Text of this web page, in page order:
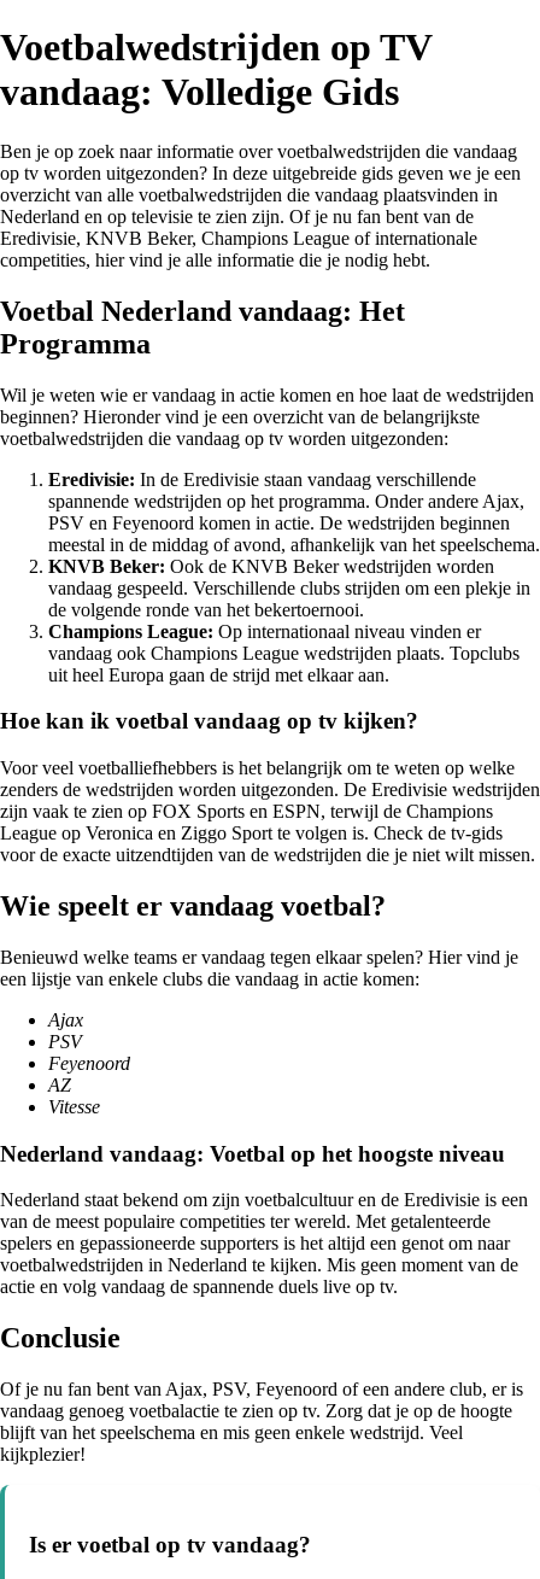
Voetbalwedstrijden op TV
vandaag: Volledige Gids
Ben je op zoek naar informatie over voetbalwedstrijden die vandaag
op tv worden uitgezonden? In deze uitgebreide gids geven we je een
overzicht van alle voetbalwedstrijden die vandaag plaatsvinden in
Nederland en op televisie te zien zijn. Of je nu fan bent van de
Eredivisie, KNVB Beker, Champions League of internationale
competities, hier vind je alle informatie die je nodig hebt.
Voetbal Nederland vandaag: Het
Programma
Wil je weten wie er vandaag in actie komen en hoe laat de wedstrijden
beginnen? Hieronder vind je een overzicht van de belangrijkste
voetbalwedstrijden die vandaag op tv worden uitgezonden:
Eredivisie: In de Eredivisie staan vandaag verschillende
spannende wedstrijden op het programma. Onder andere Ajax,
PSV en Feyenoord komen in actie. De wedstrijden beginnen
meestal in de middag of avond, afhankelijk van het speelschema.
KNVB Beker: Ook de KNVB Beker wedstrijden worden
vandaag gespeeld. Verschillende clubs strijden om een plekje in
de volgende ronde van het bekertoernooi.
Champions League: Op internationaal niveau vinden er
vandaag ook Champions League wedstrijden plaats. Topclubs
uit heel Europa gaan de strijd met elkaar aan.
Hoe kan ik voetbal vandaag op tv kijken?
Voor veel voetballiefhebbers is het belangrijk om te weten op welke
zenders de wedstrijden worden uitgezonden. De Eredivisie wedstrijden
zijn vaak te zien op FOX Sports en ESPN, terwijl de Champions
League op Veronica en Ziggo Sport te volgen is. Check de tv-gids
voor de exacte uitzendtijden van de wedstrijden die je niet wilt missen.
Wie speelt er vandaag voetbal?
Benieuwd welke teams er vandaag tegen elkaar spelen? Hier vind je
een lijstje van enkele clubs die vandaag in actie komen:
Ajax
PSV
Feyenoord
AZ
Vitesse
Nederland vandaag: Voetbal op het hoogste niveau
Nederland staat bekend om zijn voetbalcultuur en de Eredivisie is een
van de meest populaire competities ter wereld. Met getalenteerde
spelers en gepassioneerde supporters is het altijd een genot om naar
voetbalwedstrijden in Nederland te kijken. Mis geen moment van de
actie en volg vandaag de spannende duels live op tv.
Conclusie
Of je nu fan bent van Ajax, PSV, Feyenoord of een andere club, er is
vandaag genoeg voetbalactie te zien op tv. Zorg dat je op de hoogte
blijft van het speelschema en mis geen enkele wedstrijd. Veel
kijkplezier!
Is er voetbal op tv vandaag?